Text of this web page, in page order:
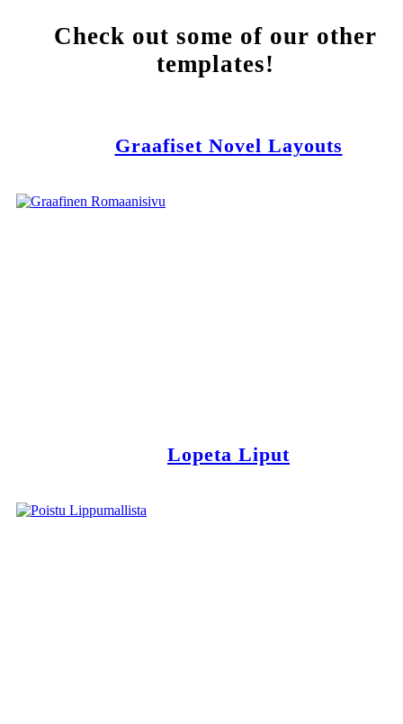
Check out some of our other
templates!
Graafiset Novel Layouts
Lopeta Liput